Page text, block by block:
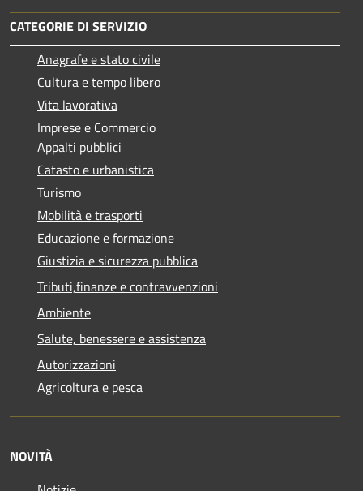
CATEGORIE DI SERVIZIO
Anagrafe e stato civile
Cultura e tempo libero
Vita lavorativa
Imprese e Commercio
Appalti pubblici
Catasto e urbanistica
Turismo
Mobilità e trasporti
Educazione e formazione
Giustizia e sicurezza pubblica
Tributi,finanze e contravvenzioni
Ambiente
Salute, benessere e assistenza
Autorizzazioni
Agricoltura e pesca
NOVITÀ